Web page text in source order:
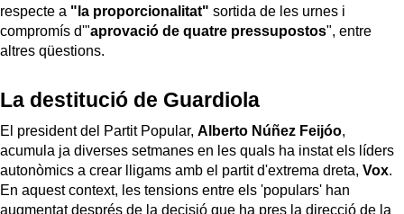
respecte a "la proporcionalitat" sortida de les urnes i
compromís d'"aprovació de quatre pressupostos", entre
altres qüestions.
La destitució de Guardiola
El president del Partit Popular, Alberto Núñez Feijóo,
acumula ja diverses setmanes en les quals ha instat els líders
autonòmics a crear lligams amb el partit d'extrema dreta, Vox.
En aquest context, les tensions entre els 'populars' han
augmentat després de la decisió que ha pres la direcció de la